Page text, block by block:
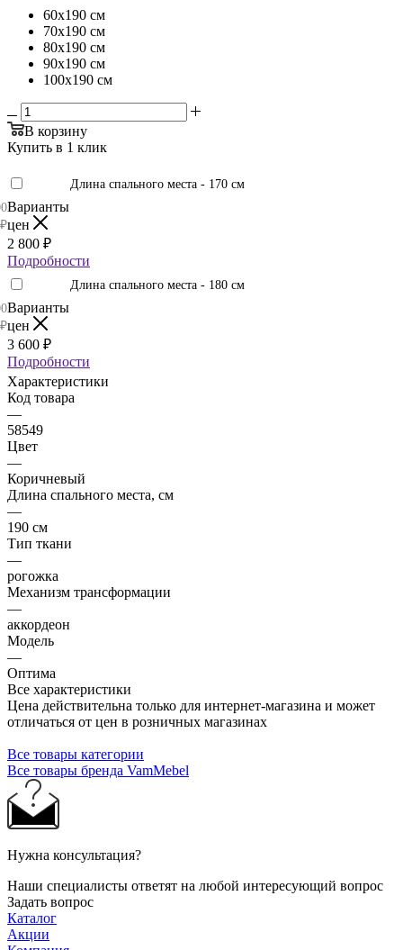
60х190 см
70х190 см
80х190 см
90х190 см
100х190 см
В корзину
Купить в 1 клик
Длина спального места - 170 см
₽
Варианты
цен
2 800 ₽
Подробности
Длина спального места - 180 см
₽
Варианты
цен
3 600 ₽
Подробности
Характеристики
Код товара
—
58549
Цвет
—
Коричневый
Длина спального места, см
—
190 см
Тип ткани
—
рогожка
Механизм трансформации
—
аккордеон
Модель
—
Оптима
Все характеристики
Цена действительна только для интернет-магазина и может
отличаться от цен в розничных магазинах
Все товары категории
Все товары бренда VamMebel
Нужна консультация?
Наши специалисты ответят на любой интересующий вопрос
Задать вопрос
Каталог
Акции